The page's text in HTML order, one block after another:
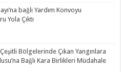
bağlı Yardım Konvoyu
Yola Çıktı
Çeşitli Bölgelerinde Çıkan Yangınlara
Bağlı Kara Birlikleri Müdahale